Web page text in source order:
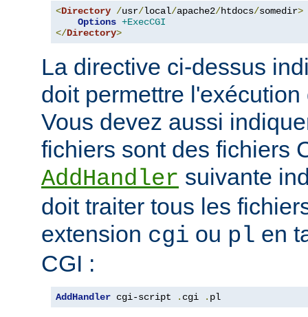
<Directory /usr/local/apache2/htdocs/somedir>
Options +ExecCGI
</Directory>
La directive ci-dessus
doit permettre
Vous devez aussi
fichiers sont des fichiers
AddHandler suivante
doit traiter tous les
extension cgi ou pl en
CGI :
AddHandler cgi-script . cgi . pl